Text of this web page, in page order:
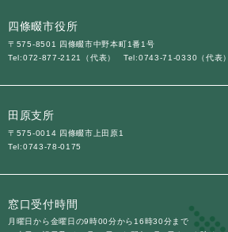
四條畷市役所
〒575-8501 四條畷市中野本町1番1号
Tel:072-877-2121（代表）
Tel:0743-71-0330（代表）
田原支所
〒575-0014 四條畷市上田原1
Tel:0743-78-0175
窓口受付時間
月曜日から金曜日の9時00分から16時30分まで